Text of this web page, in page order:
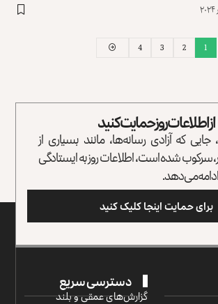
1
2
3
4
از اطلاعات روز حمایت کنید
جایی که آزادی رسانه‌ها، مانند بسیاری از
سرکوب شده است، اطلاعات روز به ایستادگی
ادامه می‌دهد.
برای حمایت اینجا کلیک کنید
دسترسی سریع
گزارش‌‌های عمقی و بلند